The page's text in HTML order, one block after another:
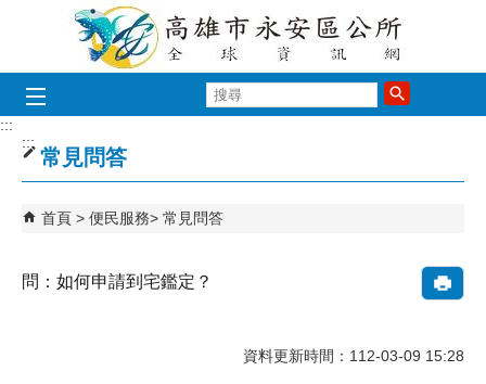
跳到主要內容區塊
尋
:::
:::
常見問答
首頁 便民服務 常見問答
問：如何申請到宅鑑定？
資料更新時間：112-03-09 15:28